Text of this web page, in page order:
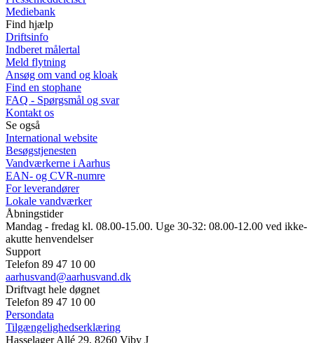
Mediebank
Find hjælp
Driftsinfo
Indberet målertal
Meld flytning
Ansøg om vand og kloak
Find en stophane
FAQ - Spørgsmål og svar
Kontakt os
Se også
International website
Besøgstjenesten
Vandværkerne i Aarhus
EAN- og CVR-numre
For leverandører
Lokale vandværker
Åbningstider
Mandag - fredag kl. 08.00-15.00. Uge 30-32: 08.00-12.00 ved ikke-
akutte henvendelser
Support
Telefon 89 47 10 00
aarhusvand@aarhusvand.dk
Driftvagt hele døgnet
Telefon 89 47 10 00
Persondata
Tilgængelighedserklæring
Hasselager Allé 29, 8260 Viby J